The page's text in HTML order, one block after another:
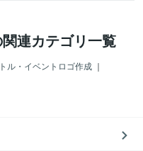
連カテゴリ一覧
ル・イベントロゴ作成 ｜